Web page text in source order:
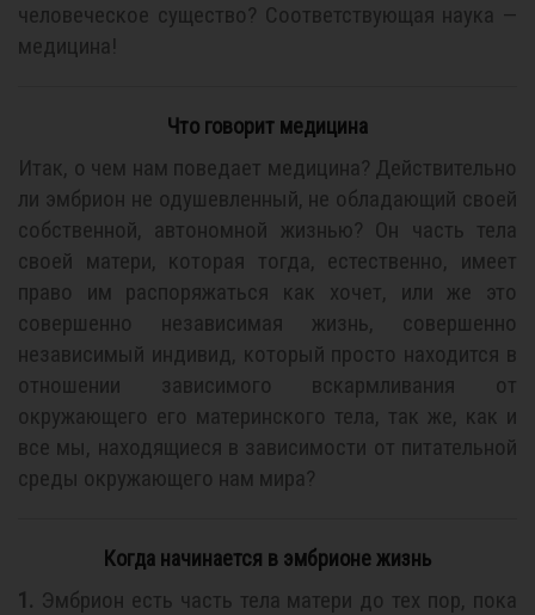
человеческое существо? Соответствующая наука —
медицина!
Что говорит медицина
Итак, о чем нам поведает медицина? Действительно
ли эмбрион не одушевленный, не обладающий своей
собственной, автономной жизнью? Он часть тела
своей матери, которая тогда, естественно, имеет
право им распоряжаться как хочет, или же это
совершенно независимая жизнь, совершенно
независимый индивид, который просто находится в
отношении зависимого вскармливания от
окружающего его материнского тела, так же, как и
все мы, находящиеся в зависимости от питательной
среды окружающего нам мира?
Когда начинается в эмбрионе жизнь
1. Эмбрион есть часть тела матери до тех пор, пока